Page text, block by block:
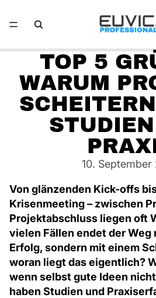
TOP 5
WARUM
10. September
Von glänzenden Kick-offs
Krisenmeeting – zwischen
Projektabschluss liegen oft
vielen Fällen endet der Weg
Erfolg, sondern mit einem
woran liegt das eigentlich?
wenn selbst gute Ideen
haben Studien und